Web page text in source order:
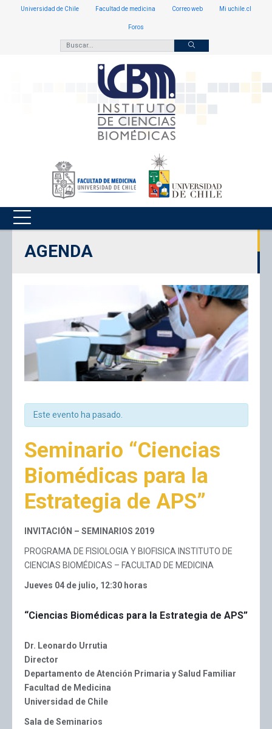
Universidad de Chile Facultad de medicina Correo web Mi uchile.cl
Foros
AGENDA
Este evento ha pasado.
Seminario “Ciencias
Biomédicas para la
Estrategia de APS”
INVITACIÓN – SEMINARIOS 2019
PROGRAMA DE FISIOLOGIA Y BIOFISICA INSTITUTO DE
CIENCIAS BIOMÉDICAS – FACULTAD DE MEDICINA
Jueves 04 de julio, 12:30 horas
“Ciencias Biomédicas para la Estrategia de APS”
Dr. Leonardo Urrutia
Director
Departamento de Atención Primaria y Salud Familiar
Facultad de Medicina
Universidad de Chile
Sala de Seminarios